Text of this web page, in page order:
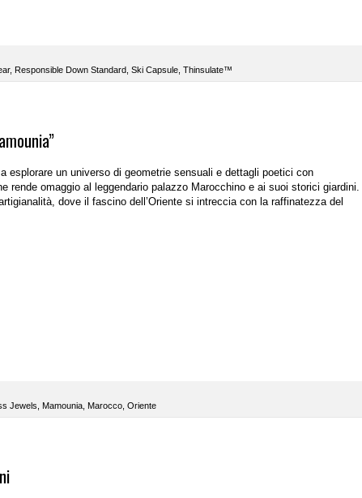
, Responsible Down Standard Ski Capsule Thinsulate™
esplorare un universo di geometrie sensuali e dettagli poetici con
rende omaggio al leggendario palazzo Marocchino e ai suoi storici giardini.
dove il fascino dell’Oriente si intreccia con la raffinatezza del
Jewels, Mamounia, Marocco, Oriente